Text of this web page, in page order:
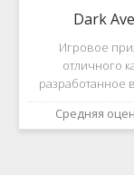
Dark
Игровое
отличного
разработанное
это, конечно же,
ней вы сможете
Средняя